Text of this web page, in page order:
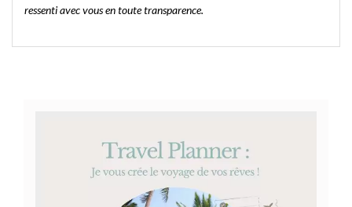
ressenti avec vous en toute transparence.